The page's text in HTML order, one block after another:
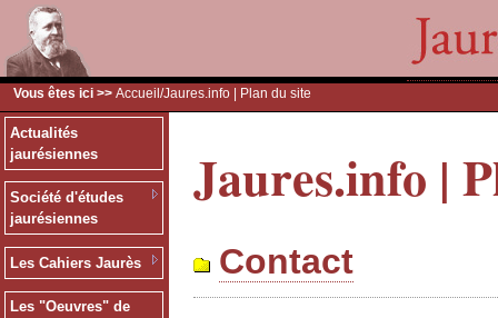
Vous êtes ici >> Accueil /Jaures.info | Plan du site
Actualités
jaurésiennes
Société d'études
jaurésiennes
Les Cahiers Jaurès
Les "Oeuvres" de
Jaures.info |
Contact